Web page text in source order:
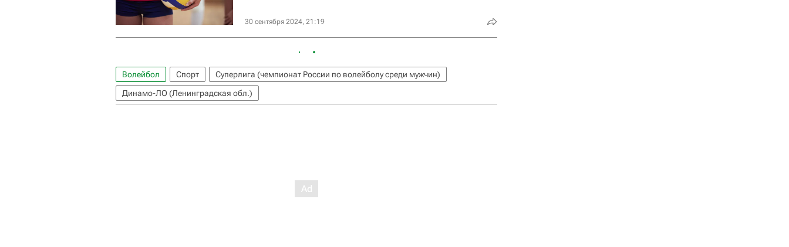
30 сентября 2024, 21:19
Волейбол Спорт
Суперлига (чемпионат России по волейболу среди мужчин)
Динамо-ЛО (Ленинградская обл.)